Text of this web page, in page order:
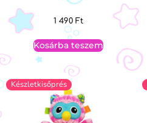
1 490 Ft
Kosárba teszem
Készletkisőprés